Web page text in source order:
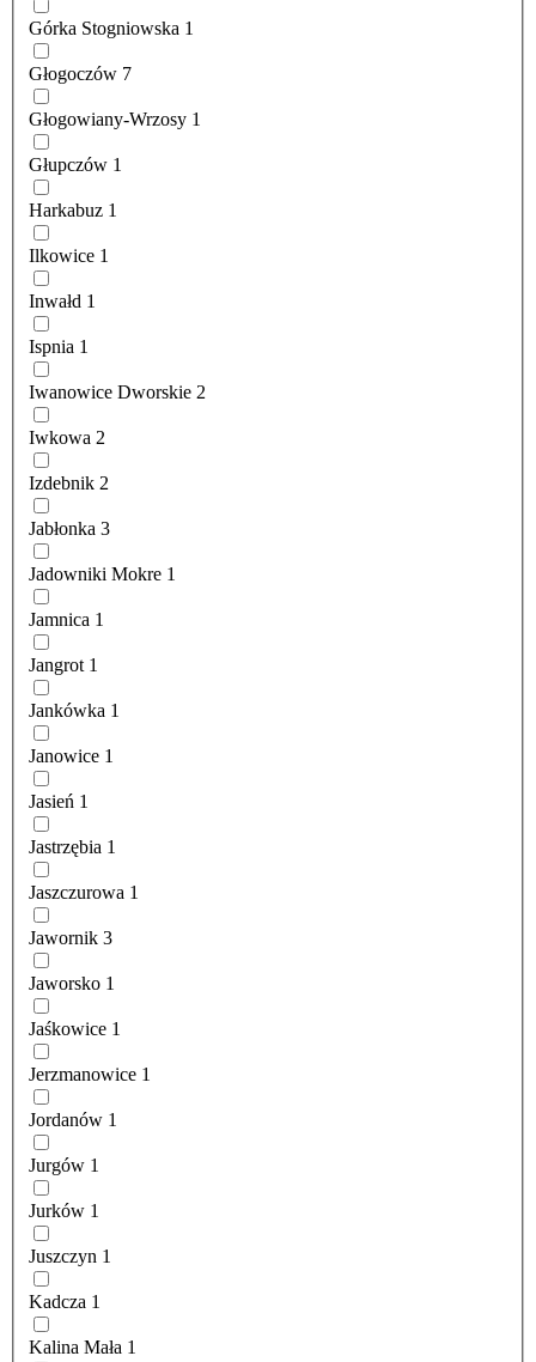
Górka Stogniowska 1
Głogoczów 7
Głogowiany-Wrzosy 1
Głupczów 1
Harkabuz 1
Ilkowice 1
Inwałd 1
Ispnia 1
Iwanowice Dworskie 2
Iwkowa 2
Izdebnik 2
Jabłonka 3
Jadowniki Mokre 1
Jamnica 1
Jangrot 1
Jankówka 1
Janowice 1
Jasień 1
Jastrzębia 1
Jaszczurowa 1
Jawornik 3
Jaworsko 1
Jaśkowice 1
Jerzmanowice 1
Jordanów 1
Jurgów 1
Jurków 1
Juszczyn 1
Kadcza 1
Kalina Mała 1